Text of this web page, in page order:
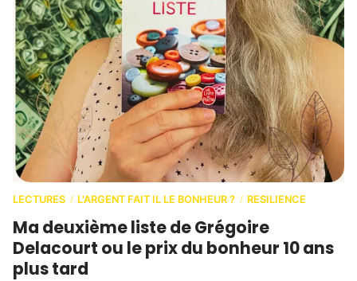
LECTURES / L'ARGENT FAIT IL LE BONHEUR ? / RESILIENCE
Ma deuxième liste de Grégoire
Delacourt ou le prix du bonheur 10 ans
plus tard